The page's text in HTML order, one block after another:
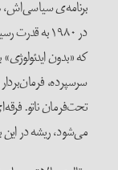
برنامه‌ی سیاسی‌اش،
در ۱۹۸۰ به
که «بدون
سرسپرده،
تحت‌فرمان ناتو.
می‌شود، ریشه در